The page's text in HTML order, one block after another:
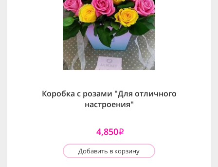
Коробка с розами "Для отличного
настроения"
4,850i
Добавить в корзину